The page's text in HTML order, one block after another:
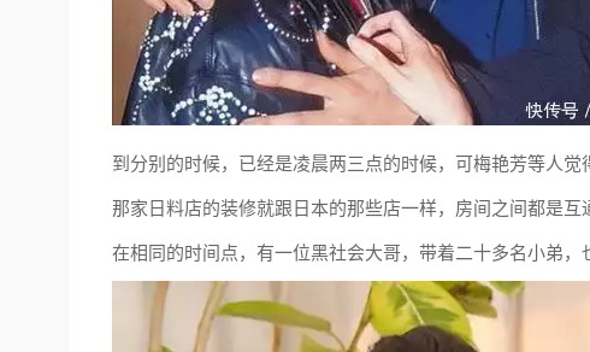
到分别的时候，已经是凌晨两三点的时候，可梅艳芳等人觉
那家日料店的装修就跟日本的那些店一样，房间之间都是互
在相同的时间点，有一位黑社会大哥，带着二十多名小弟